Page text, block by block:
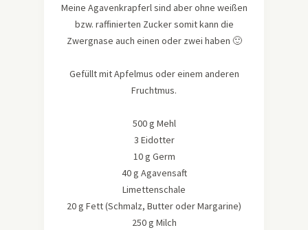
Meine Agavenkrapferl sind aber ohne weißen
bzw. raffinierten Zucker somit kann die
Zwergnase auch einen oder zwei haben 🙂
Gefüllt mit Apfelmus oder einem anderen
Fruchtmus.
500 g Mehl
3 Eidotter
10 g Germ
40 g Agavensaft
Limettenschale
20 g Fett (Schmalz, Butter oder Margarine)
250 g Milch